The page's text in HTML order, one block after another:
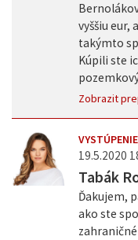
vyššiu eur,
takýmto
Kúpili ste
Zobrazit
19.5.2020
Tabák
Ďakujem,
ako ste